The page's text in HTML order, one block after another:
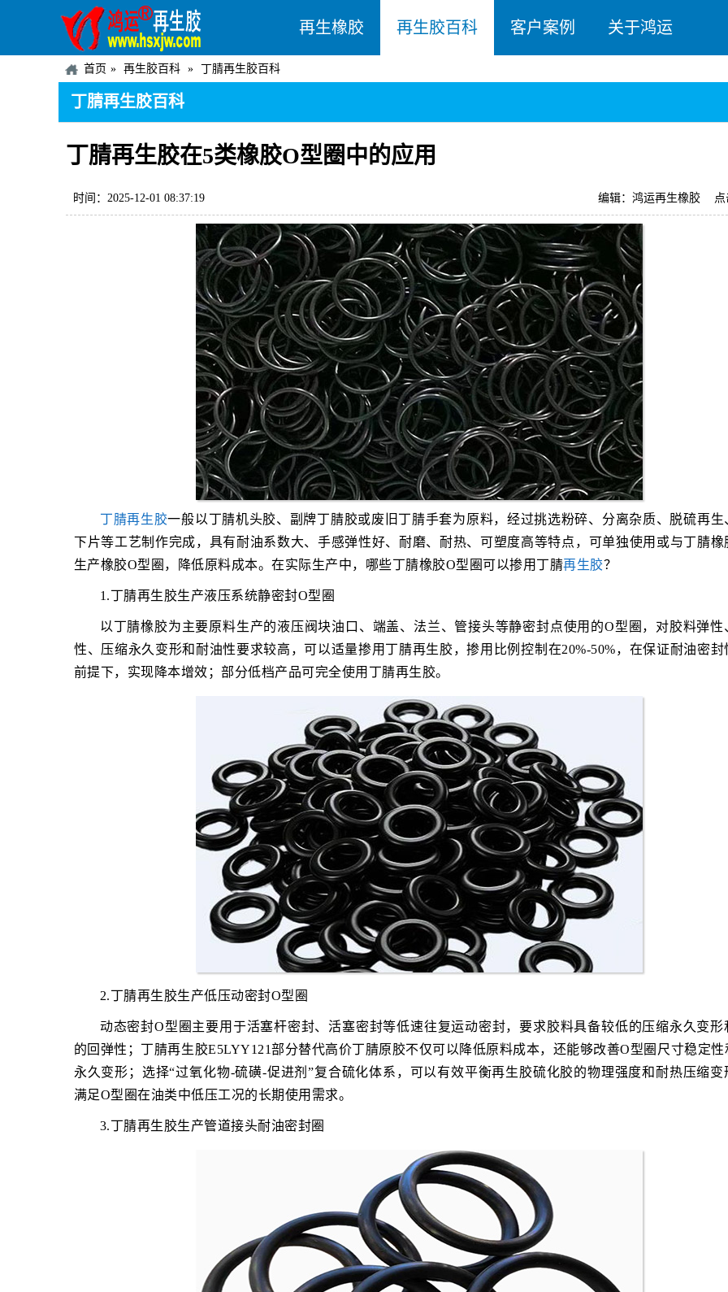
再生橡胶 再生胶百科 客户案例 关于鸿运
首页 再生胶百科 丁腈再生胶百科
丁腈再生胶百科
丁腈再生胶在5类橡胶O型圈中的应用
时间：2025-12-01 08:37:19 点
编辑：鸿运再生橡胶
丁腈再生胶一般以丁腈机头胶、副牌丁腈胶或废旧丁腈手套为原料，经过挑选粉碎、分离杂质、脱硫再生
下片等工艺制作完成，具有耐油系数大、手感弹性好、耐磨、耐热、可塑度高等特点，可单独使用或与丁腈橡
生产橡胶O型圈，降低原料成本。在实际生产中，哪些丁腈橡胶O型圈可以掺用丁腈再生胶？
1.丁腈再生胶生产液压系统静密封O型圈
以丁腈橡胶为主要原料生产的液压阀块油口、端盖、法兰、管接头等静密封点使用的O型圈，对胶料弹性
性、压缩永久变形和耐油性要求较高，可以适量掺用丁腈再生胶，掺用比例控制在20%-50%，在保证耐油密封
前提下，实现‌降本增效；部分低档产品可完全使用丁腈再生胶。
2.丁腈再生胶生产低压动密封O型圈
动态密封O型圈主要用于活塞杆密封、活塞密封等低速往复运动密封，要求胶料具备较低的压缩永久变形
的回弹性；丁腈再生胶E5LYY121部分替代高价丁腈原胶不仅可以降低原料成本，还能够改善O型圈尺寸稳定性
永久变形；选择“过氧化物-硫磺-促进剂”复合硫化体系，可以有效平衡再生胶硫化胶的物理强度和耐热压缩变
满足O型圈在油类中低压工况的长期使用需求。
3.丁腈再生胶生产管道接头耐油密封圈